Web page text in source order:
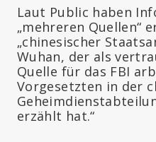
Laut Public haben
„mehreren Quellen“
„chinesischer
Wuhan, der als
Quelle für das FBI
Vorgesetzten in der
erzählt hat.“